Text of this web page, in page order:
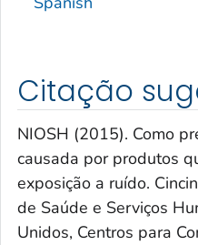
Citação
NIOSH (2015). Como
causada por produtos
exposição a ruído.
de Saúde e Serviços
Unidos, Centros para